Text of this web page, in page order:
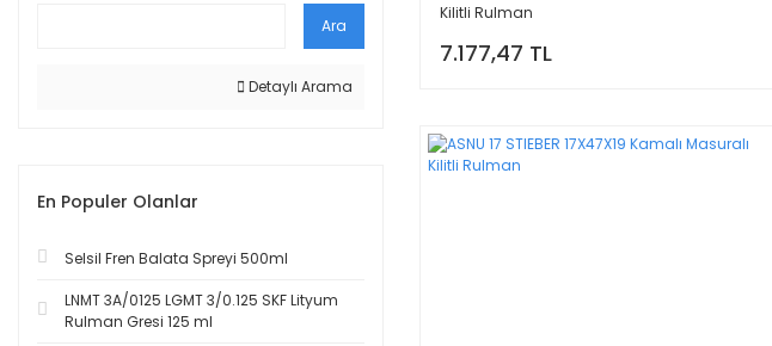
Ara
Detaylı Arama
En Populer Olanlar
Selsil Fren Balata Spreyi 500ml
LNMT 3A/0125 LGMT 3/0.125 SKF Lityum
Rulman Gresi 125 ml
Kilitli Rulman
7.177,47 TL